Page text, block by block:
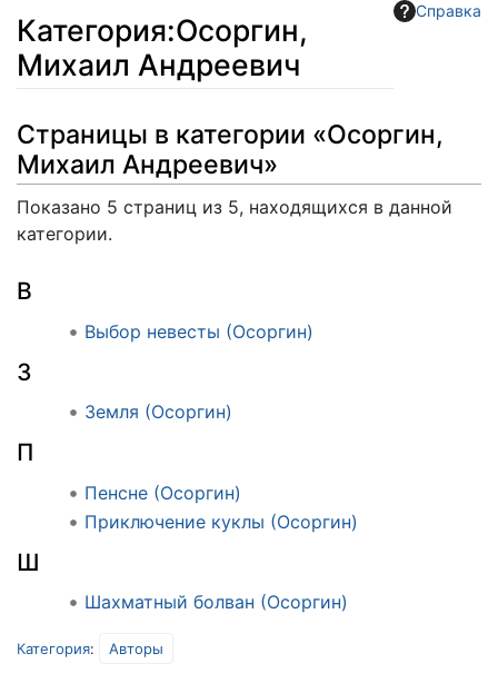
Справка
Категория:Осоргин,
Михаил Андреевич
Перейти к:
Страницы в категории «Осоргин,
Михаил Андреевич»
Показано 5 страниц из 5, находящихся в данной
категории.
В
Выбор невесты (Осоргин)
З
Земля (Осоргин)
П
Пенсне (Осоргин)
Приключение куклы (Осоргин)
Ш
Шахматный болван (Осоргин)
Категория: Авторы